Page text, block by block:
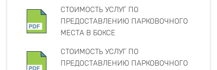
СТОИМОСТЬ УСЛУГ ПО
ПРЕДОСТАВЛЕНИЮ ПАРКОВОЧНОГО
МЕСТА В БОКСЕ
СТОИМОСТЬ УСЛУГ ПО
ПРЕДОСТАВЛЕНИЮ ПАРКОВОЧНОГО